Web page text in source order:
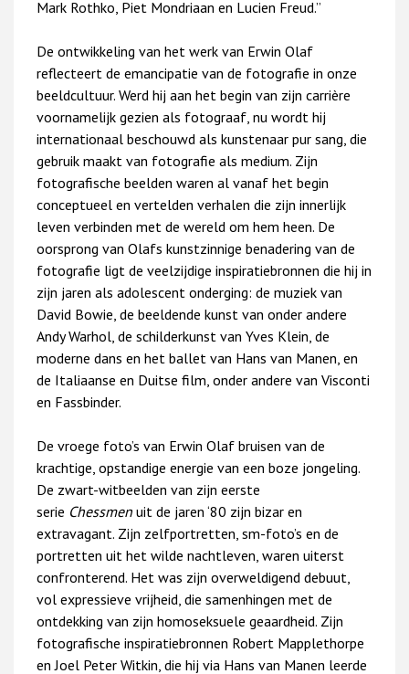
Mark Rothko, Piet Mondriaan en Lucien Freud.”
De ontwikkeling van het werk van Erwin Olaf
reflecteert de emancipatie van de fotografie in onze
beeldcultuur. Werd hij aan het begin van zijn carrière
voornamelijk gezien als fotograaf, nu wordt hij
internationaal beschouwd als kunstenaar pur sang, die
gebruik maakt van fotografie als medium. Zijn
fotografische beelden waren al vanaf het begin
conceptueel en vertelden verhalen die zijn innerlijk
leven verbinden met de wereld om hem heen. De
oorsprong van Olafs kunstzinnige benadering van de
fotografie ligt de veelzijdige inspiratiebronnen die hij in
zijn jaren als adolescent onderging: de muziek van
David Bowie, de beeldende kunst van onder andere
Andy Warhol, de schilderkunst van Yves Klein, de
moderne dans en het ballet van Hans van Manen, en
de Italiaanse en Duitse film, onder andere van Visconti
en Fassbinder.
De vroege foto’s van Erwin Olaf bruisen van de
krachtige, opstandige energie van een boze jongeling.
De zwart-witbeelden van zijn eerste
serie Chessmen uit de jaren ‘80 zijn bizar en
extravagant. Zijn zelfportretten, sm-foto’s en de
portretten uit het wilde nachtleven, waren uiterst
confronterend. Het was zijn overweldigend debuut,
vol expressieve vrijheid, die samenhingen met de
ontdekking van zijn homoseksuele geaardheid. Zijn
fotografische inspiratiebronnen Robert Mapplethorpe
en Joel Peter Witkin, die hij via Hans van Manen leerde